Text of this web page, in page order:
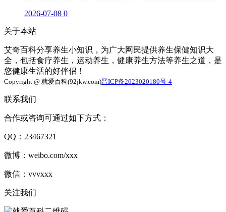
2026-07-08 0
关于本站
艾奇百科分享养生小知识，为广大网民提供养生保健知识大
全，包括食疗养生，运动养生，健康养生方法等养生之道，是
您健康生活的好伴侣！
Copyright @ 就爱百科(92jkw.com)晋ICP备2023020180号-4
联系我们
合作或咨询可通过如下方式：
QQ：23467321
微博：weibo.com/xxx
微信：vvvxxx
关注我们